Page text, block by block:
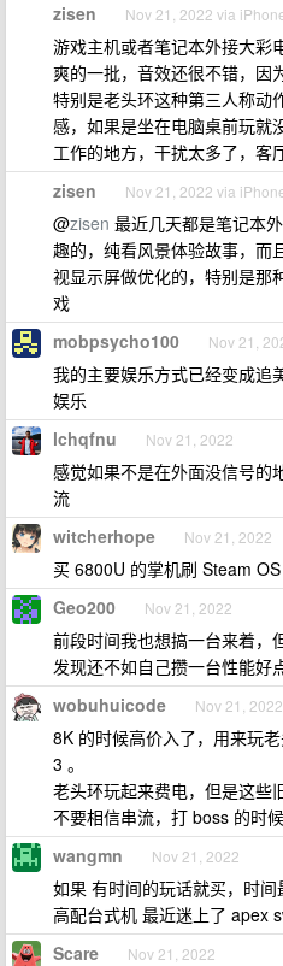
zisen Nov 21, 2022 via
游戏主机或者笔记本外接大彩
爽的一批，音效还很不错，因
特别是老头环这种第三人称动
感，如果是坐在电脑桌前玩就
工作的地方，干扰太多了，客
zisen Nov 21, 2022 via
@zisen 最近几天都是笔记本
趣的，纯看风景体验故事，而
视显示屏做优化的，特别是那
戏
mobpsycho100 Nov 21,
我的主要娱乐方式已经变成追
娱乐
lchqfnu Nov 21, 2022
感觉如果不是在外面没信号的
流
witcherhope Nov 21, 2022
买 6800U 的掌机刷 Steam OS
Geo200 Nov 21, 2022
前段时间我也想搞一台来着，
发现还不如自己攒一台性能好
wobuhuicode Nov 21, 2022
8K 的时候高价入了，用来玩
3 。
老头环玩起来费电，但是这些
不要相信串流，打 boss 的时
wangmn Nov 21, 2022
如果 有时间的玩话就买，时
高配台式机 最近迷上了 apex
Scare Nov 21, 2022